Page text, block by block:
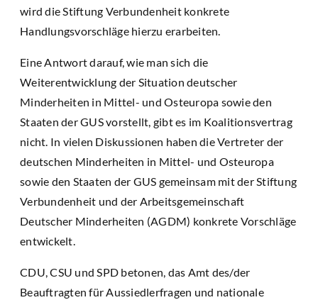
wird die Stiftung Verbundenheit konkrete
Handlungsvorschläge hierzu erarbeiten.
Eine Antwort darauf, wie man sich die
Weiterentwicklung der Situation deutscher
Minderheiten in Mittel- und Osteuropa sowie den
Staaten der GUS vorstellt, gibt es im Koalitionsvertrag
nicht. In vielen Diskussionen haben die Vertreter der
deutschen Minderheiten in Mittel- und Osteuropa
sowie den Staaten der GUS gemeinsam mit der Stiftung
Verbundenheit und der Arbeitsgemeinschaft
Deutscher Minderheiten (AGDM) konkrete Vorschläge
entwickelt.
CDU, CSU und SPD betonen, das Amt des/der
Beauftragten für Aussiedlerfragen und nationale